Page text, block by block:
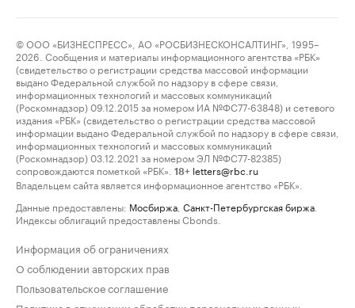
© ООО «БИЗНЕСПРЕСС», АО «РОСБИЗНЕСКОНСАЛТИНГ», 1995–
2026. Сообщения и материалы информационного агентства «РБК»
(свидетельство о регистрации средства массовой информации
выдано Федеральной службой по надзору в сфере связи,
информационных технологий и массовых коммуникаций
(Роскомнадзор) 09.12.2015 за номером ИА №ФС77-63848) и сетевого
издания «РБК» (свидетельство о регистрации средства массовой
информации выдано Федеральной службой по надзору в сфере связи,
информационных технологий и массовых коммуникаций
(Роскомнадзор) 03.12.2021 за номером ЭЛ №ФС77-82385)
сопровождаются пометкой «РБК».
18+ letters@rbc.ru
Владельцем сайта является информационное агентство «РБК».
Данные предоставлены: Мосбиржа Санкт-Петербургская биржа
Индексы облигаций предоставлены Cbonds.
Информация об ограничениях
О соблюдении авторских прав
Пользовательское соглашение